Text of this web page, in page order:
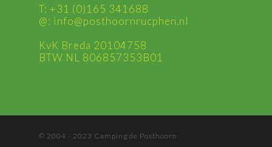
T: +31 (0)165 341688
@: ln.nehpcurnroohtsop@ofni
KvK Breda 20104758
BTW NL 806857353B01
© 2004 - 2023 Camping de Posthoorn